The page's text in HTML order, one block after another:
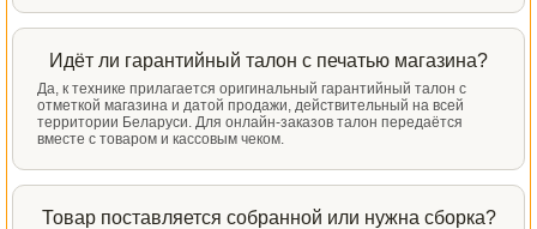
Идёт ли гарантийный талон с печатью магазина?
Да, к технике прилагается оригинальный гарантийный талон с
отметкой магазина и датой продажи, действительный на всей
территории Беларуси. Для онлайн-заказов талон передаётся
вместе с товаром и кассовым чеком.
Товар поставляется собранной или нужна сборка?